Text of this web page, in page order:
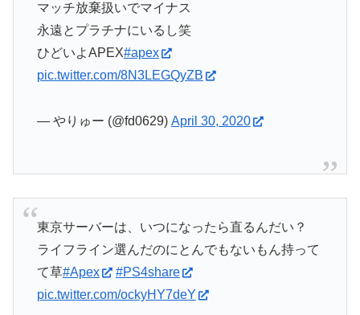
マッチ放棄扱いでマイナス
永遠とプラチナにいるし笑
ひどいよAPEX#apex
pic.twitter.com/8N3LEGQyZB
— やりゅー (@fd0629) April 30, 2020
東京サーバーは、いつになったら直るんだい？
ライフライン選んだのにとんでもないもん持って
て草#Apex
#PS4share
pic.twitter.com/ockyHY7deY